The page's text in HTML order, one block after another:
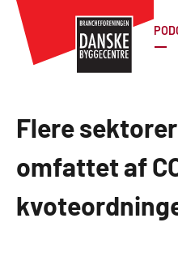
Flere
omfattet af